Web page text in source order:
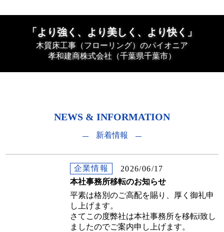
「より強く、より美しく、より快く」
木質床工事（フローリング）のパイオニア
孝和建商株式会社（千葉県千葉市）
NEWS & INFORMATION
新着情報
企業情報
2026/06/17
本社事務所移転のお知らせ
平素は格別のご高配を賜り、厚く御礼申
し上げます。
さてこの度弊社は本社事務所を移転i致し
ましたのでご案内申し上げます。